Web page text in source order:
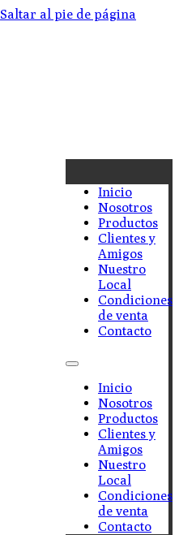
Saltar al pie de página
Inicio
Nosotros
Productos
Clientes y
Amigos
Nuestro
Local
Condiciones
de venta
Contacto
Inicio
Nosotros
Productos
Clientes y
Amigos
Nuestro
Local
Condiciones
de venta
Contacto